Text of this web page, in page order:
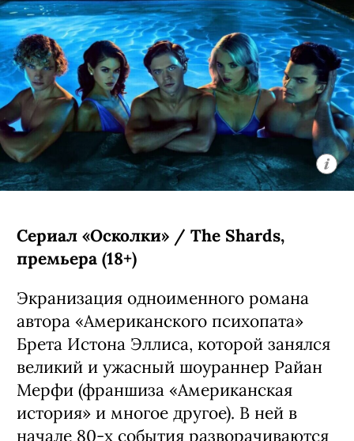
Сериал «Осколки» / The Shards,
премьера (18+)
Экранизация одноименного романа
автора «Американского психопата»
Брета Истона Эллиса, которой занялся
великий и ужасный шоураннер Райан
Мерфи (франшиза «Американская
история» и многое другое). В ней в
начале 80-х события разворачиваются